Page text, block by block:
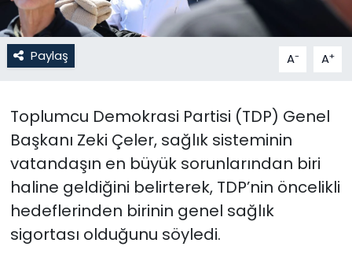
Paylaş A- A+
Toplumcu Demokrasi Partisi (TDP) Genel
Başkanı Zeki Çeler, sağlık sisteminin
vatandaşın en büyük sorunlarından biri
haline geldiğini belirterek, TDP’nin öncelikli
hedeflerinden birinin genel sağlık
sigortası olduğunu söyledi.
Otomobil Dünyası
SAĞLIK
Spor
Teknoloji
TÜRKiYE